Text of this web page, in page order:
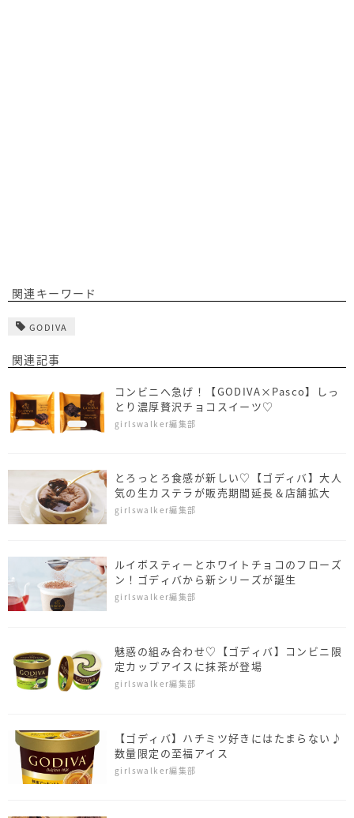
関連キーワード
GODIVA
関連記事
コンビニへ急げ！【GODIVA×Pasco】しっ
とり濃厚贅沢チョコスイーツ♡
girlswalker編集部
とろっとろ食感が新しい♡【ゴディバ】大人
気の生カステラが販売期間延長＆店舗拡大
girlswalker編集部
ルイボスティーとホワイトチョコのフローズ
ン！ゴディバから新シリーズが誕生
girlswalker編集部
魅惑の組み合わせ♡【ゴディバ】コンビニ限
定カップアイスに抹茶が登場
girlswalker編集部
【ゴディバ】ハチミツ好きにはたまらない♪
数量限定の至福アイス
girlswalker編集部